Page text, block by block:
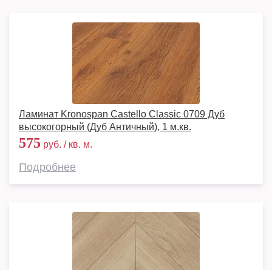
Ламинат Kronospan Castello Classic 0709 Дуб
высокогорный (Дуб Античный), 1 м.кв.
575 руб. / кв. м.
Подробнее